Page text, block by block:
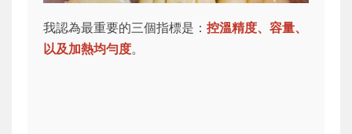
我認為最重要的三個指標是： 控溫精度、容量、
以及加熱均勻度。